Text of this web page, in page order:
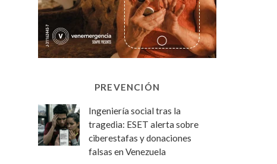
PREVENCIÓN
Ingeniería social tras la
tragedia: ESET alerta sobre
ciberestafas y donaciones
falsas en Venezuela